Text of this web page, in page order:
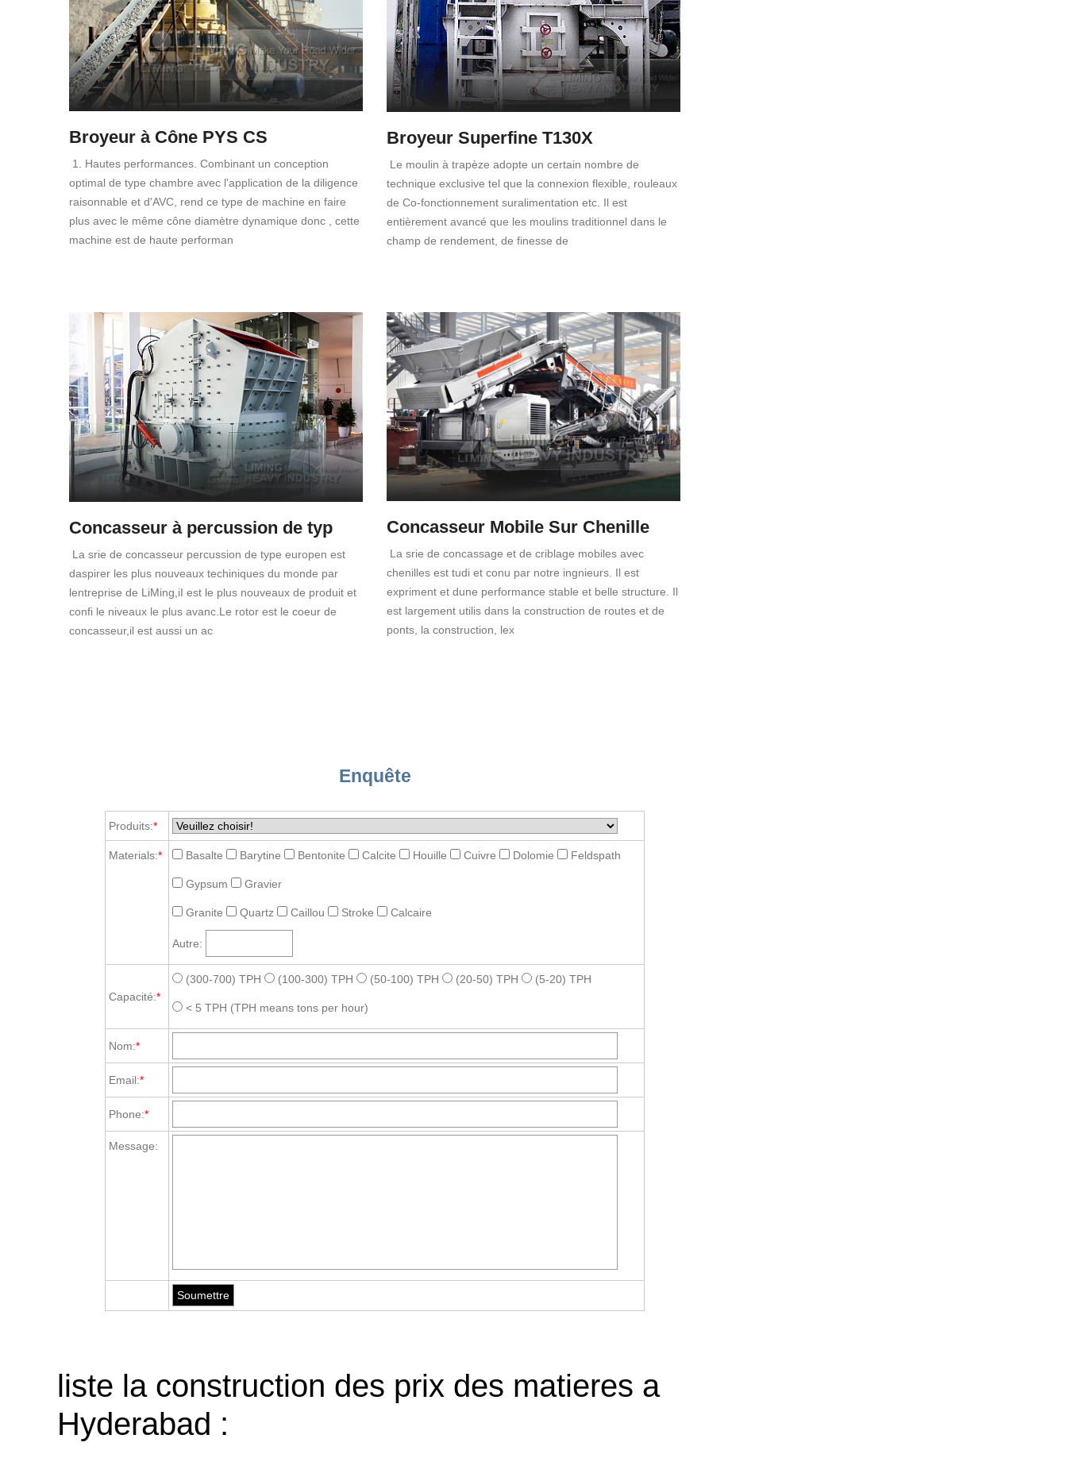
Broyeur à Cône PYS CS
1. Hautes performances. Combinant un conception
optimal de type chambre avec l'application de la diligence
raisonnable et d'AVC, rend ce type de machine en faire
plus avec le même cône diamètre dynamique donc , cette
machine est de haute performan
Broyeur Superfine T130X
Le moulin à trapèze adopte un certain nombre de
technique exclusive tel que la connexion flexible, rouleaux
de Co-fonctionnement suralimentation etc. Il est
entièrement avancé que les moulins traditionnel dans le
champ de rendement, de finesse de
Concasseur à percussion de typ
La srie de concasseur percussion de type europen est
daspirer les plus nouveaux techiniques du monde par
lentreprise de LiMing,iI est le plus nouveaux de produit et
confi le niveaux le plus avanc.Le rotor est le coeur de
concasseur,il est aussi un ac
Concasseur Mobile Sur Chenille
La srie de concassage et de criblage mobiles avec
chenilles est tudi et conu par notre ingnieurs. Il est
expriment et dune performance stable et belle structure. Il
est largement utilis dans la construction de routes et de
ponts, la construction, lex
Enquête
Produits:*
Materials:* Basalte Barytine Bentonite Calcite Houille Cuivre Dolomie Feldspath
Gypsum Gravier
Granite Quartz Caillou Stroke Calcaire
Autre:
Capacité:*
(300-700) TPH (100-300) TPH (50-100) TPH (20-50) TPH (5-20) TPH
< 5 TPH (TPH means tons per hour)
Nom:*
Email:*
Phone:*
Message:
liste la construction des prix des matieres a
Hyderabad :